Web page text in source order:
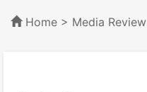
Home > Media Review